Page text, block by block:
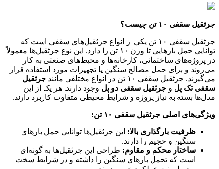
جرثقیل سقفی ۱۰ تن چیست؟
جرثقیل سقفی ۱۰ تن یکی از انواع جرثقیل‌های سقفی است که
توانایی حمل بارهایی تا وزن ۱۰ تن را دارد. این نوع جرثقیل‌ها معمولاً
در پروژه‌های ساختمانی، کارخانه‌ها و محیط‌های صنعتی به کار
می‌روند و برای حمل مصالح سنگین یا تجهیزات مورد استفاده قرار
می‌گیرند. جرثقیل سقفی ۱۰ تن در انواع مختلفی مانند
جرثقیل
سقفی تک پل و جرثقیل سقفی دو پل وجود دارند. هر یک از این
مدل‌ها بسته به نیاز پروژه و شرایط محیطی متفاوت کاربرد دارند.
ویژگی‌های اصلی جرثقیل سقفی ۱۰ تن:
ظرفیت بارگذاری بالا: این جرثقیل‌ها توانایی حمل بارهای
سنگین و حجیم را دارند.
ساختار محکم و مقاوم: طراحی این جرثقیل‌ها به گونه‌ای
است که تحمل بارهای سنگین را داشته و در شرایط سخت